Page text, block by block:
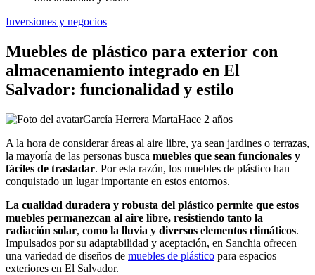
Inversiones y negocios
Muebles de plástico para exterior con
almacenamiento integrado en El
Salvador: funcionalidad y estilo
García Herrera MartaHace 2 años
A la hora de considerar áreas al aire libre, ya sean jardines o terrazas,
la mayoría de las personas busca muebles que sean funcionales y
fáciles de trasladar. Por esta razón, los muebles de plástico han
conquistado un lugar importante en estos entornos.
La cualidad duradera y robusta del plástico permite que estos
muebles permanezcan al aire libre, resistiendo tanto la
radiación solar, como la lluvia y diversos elementos climáticos.
Impulsados por su adaptabilidad y aceptación, en Sanchia ofrecen
una variedad de diseños de muebles de plástico para espacios
exteriores en El Salvador.